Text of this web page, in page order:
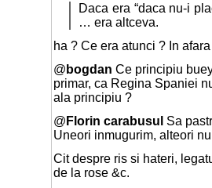
Daca era “daca nu-i
… era altceva.
ha ? Ce era atunci ? In
@ bogdan Ce principiu
primar, ca Regina Spaniei
ala principiu ?
@ Florin carabusul Sa
Uneori inmugurim, alteori
Cit despre ris si hateri,
de la rose &c.